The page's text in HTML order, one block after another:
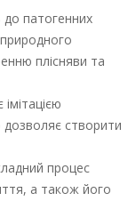
патогенних
плісняви та
дозволяє створити
процес
а також його